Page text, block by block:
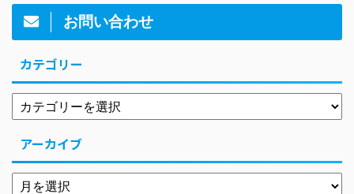
お問い合わせ
カテゴリー
アーカイブ